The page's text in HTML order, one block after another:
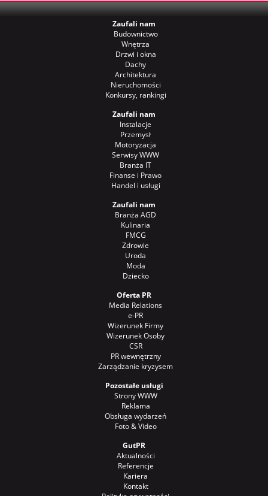
Zaufali nam
Budownictwo
Wnętrza
Drzwi i okna
Dachy
Architektura
Nieruchomości
Konkursy, rankingi
Zaufali nam
Instalacje
Przemysł
Motoryzacja
Serwisy WWW
Branża IT
Finanse i Prawo
Handel i usługi
Zaufali nam
Branża AGD
Kulinaria
FMCG
Zdrowie
Uroda
Moda
Dziecko
Oferta PR
Media Relations
e-PR
Wizerunek Firmy
Wizerunek Osoby
CSR
PR wewnętrzny
Zarządzanie kryzysem
Pozostałe usługi
Strony WWW
Reklama
Obsługa wydarzeń
Foto & Video
GutPR
Aktualności
Referencje
Kariera
Kontakt